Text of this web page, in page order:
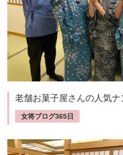
老舗お菓子屋さんの人気ナ
女将ブログ365日